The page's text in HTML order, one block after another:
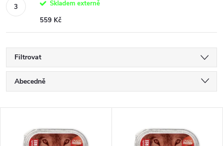
Skladem externě
559 Kč
Filtrovat
Ř
a
Abecedně
Nejprodávanější